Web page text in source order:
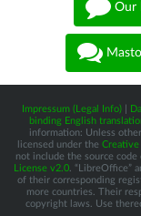
Our
Impressum (Legal Info)
binding English
information: Unless
licensed under the Creative
not include the source
License v2.0 . “LibreOffice”
of their corresponding
more countries. Their
copyright laws. Use